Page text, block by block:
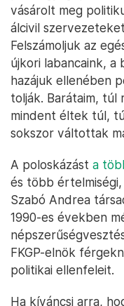
vásárolt meg
álcivil
Felszámoljuk az
újkori labancaink, a
hazájuk ellenében
tolják. Barátaim, túl
mindent éltek túl,
sokszor váltottak
A poloskázást a
és több
Szabó Andrea
1990-es években
FKGP-elnök
politikai ellenfeleit.
Ha kíváncsi arra,